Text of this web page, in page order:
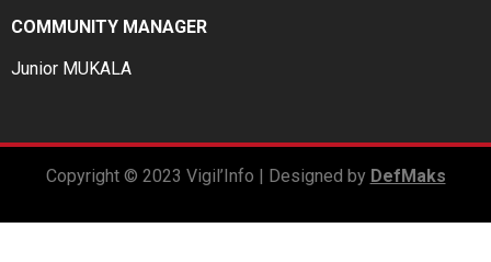
COMMUNITY MANAGER
Junior MUKALA
Copyright © 2023 Vigil’Info | Designed by DefMaks